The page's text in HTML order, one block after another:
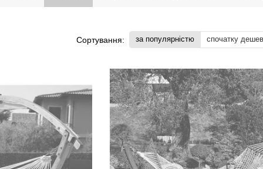
Сортування: за популярністю спочатку